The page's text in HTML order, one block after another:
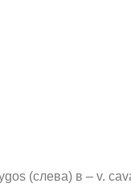
(слева) в – v.